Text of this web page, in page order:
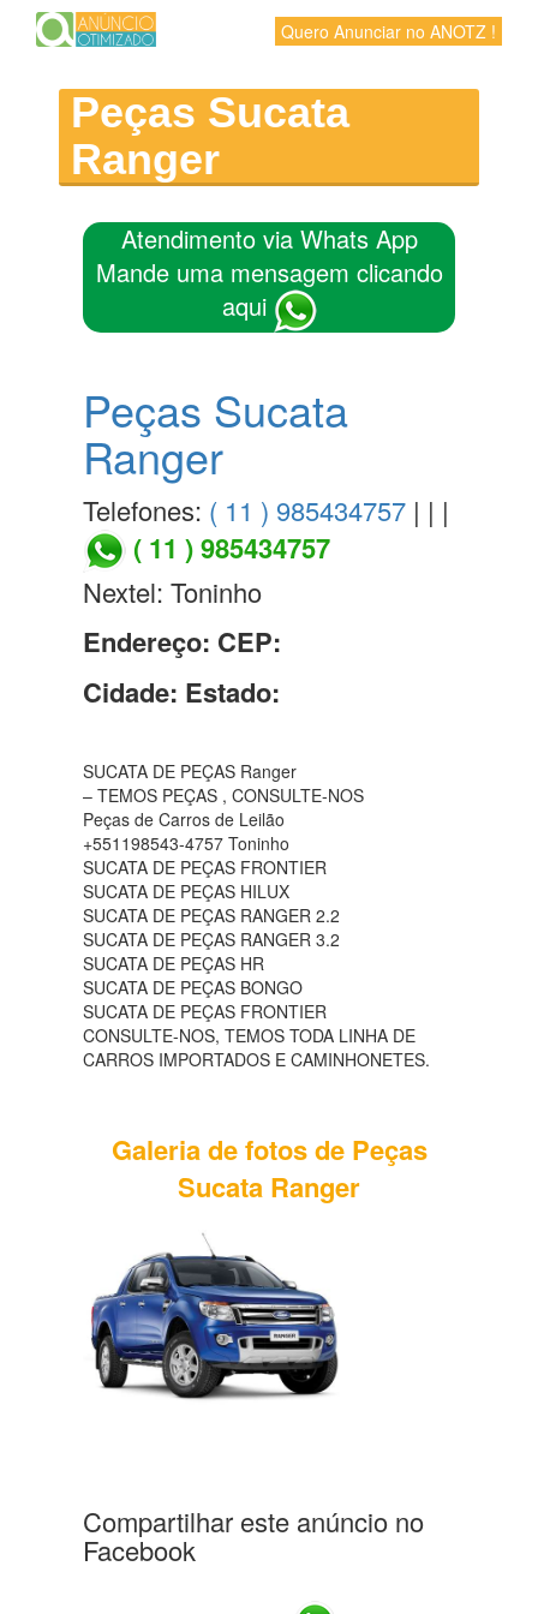
Quero Anunciar no ANOTZ !
Peças Sucata
Ranger
Atendimento via Whats App
Mande uma mensagem clicando
aqui
Peças Sucata
Ranger
Telefones: ( 11 ) 985434757 | | |
( 11 ) 985434757
Nextel: Toninho
Endereço: CEP:
Cidade: Estado:
SUCATA DE PEÇAS Ranger
– TEMOS PEÇAS , CONSULTE-NOS
Peças de Carros de Leilão
+551198543-4757 Toninho
SUCATA DE PEÇAS FRONTIER
SUCATA DE PEÇAS HILUX
SUCATA DE PEÇAS RANGER 2.2
SUCATA DE PEÇAS RANGER 3.2
SUCATA DE PEÇAS HR
SUCATA DE PEÇAS BONGO
SUCATA DE PEÇAS FRONTIER
CONSULTE-NOS, TEMOS TODA LINHA DE
CARROS IMPORTADOS E CAMINHONETES.
Galeria de fotos de Peças
Sucata Ranger
Compartilhar este anúncio no
Facebook